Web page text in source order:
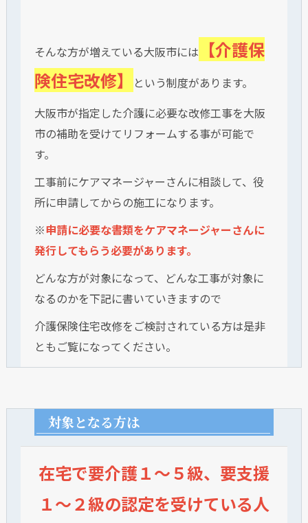
そんな方が増えている大阪市には
【介護保
険住宅改修】
という制度があります。
大阪市が指定した介護に必要な改修工事を大阪
市の補助を受けてリフォームする事が可能で
す。
工事前にケアマネージャーさんに相談して、役
所に申請してからの施工になります。
※申請に必要な書類をケアマネージャーさんに
発行してもらう必要があります。
どんな方が対象になって、どんな工事が対象に
なるのかを下記に書いていきますので
介護保険住宅改修をご検討されている方は是非
ともご覧になってください。
対象となる方は
在宅で要介護１～５級、要支援
１～２級の認定を受けている人